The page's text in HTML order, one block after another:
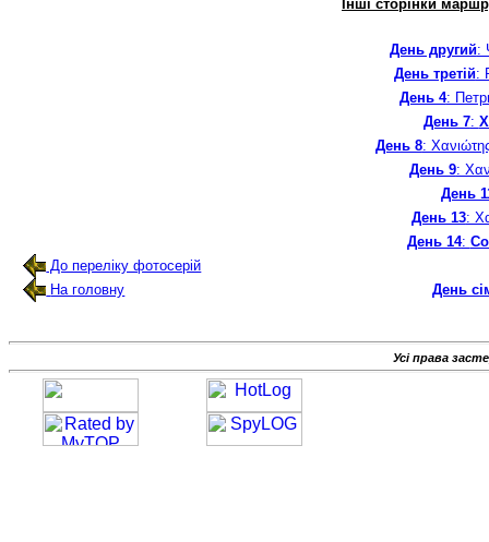
Інші сторінки
День другий:
День третій:
День 4:
День 7:
День 8:
День 9:
День
День 13:
День 14:
До переліку фотосерій
На головну
День
Усі права